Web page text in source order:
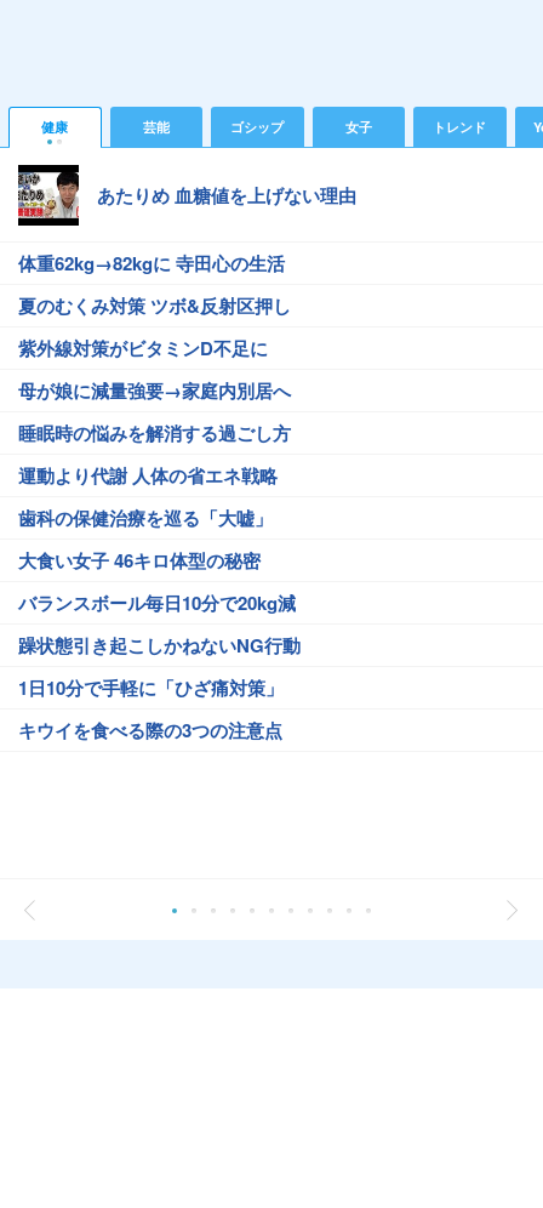
健康 芸能 ゴシップ 女子 トレンド
あたりめ 血糖値を上げない理由
体重62kg→82kgに 寺田心の生活
夏のむくみ対策 ツボ&反射区押し
紫外線対策がビタミンD不足に
母が娘に減量強要→家庭内別居へ
睡眠時の悩みを解消する過ごし方
運動より代謝 人体の省エネ戦略
歯科の保健治療を巡る「大嘘」
大食い女子 46キロ体型の秘密
バランスボール毎日10分で20kg減
躁状態引き起こしかねないNG行動
1日10分で手軽に「ひざ痛対策」
キウイを食べる際の3つの注意点